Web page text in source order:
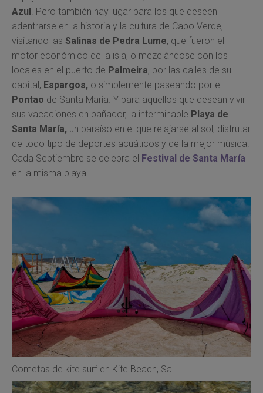
Azul. Pero también hay lugar para los que deseen
adentrarse en la historia y la cultura de Cabo Verde,
visitando las Salinas de Pedra Lume, que fueron el
motor económico de la isla, o mezclándose con los
locales en el puerto de Palmeira, por las calles de su
capital, Espargos, o simplemente paseando por el
Pontao de Santa María. Y para aquellos que desean vivir
sus vacaciones en bañador, la interminable Playa de
Santa María, un paraíso en el que relajarse al sol, disfrutar
de todo tipo de deportes acuáticos y de la mejor música.
Cada Septiembre se celebra el Festival de Santa María
en la misma playa.
Cometas de kite surf en Kite Beach, Sal